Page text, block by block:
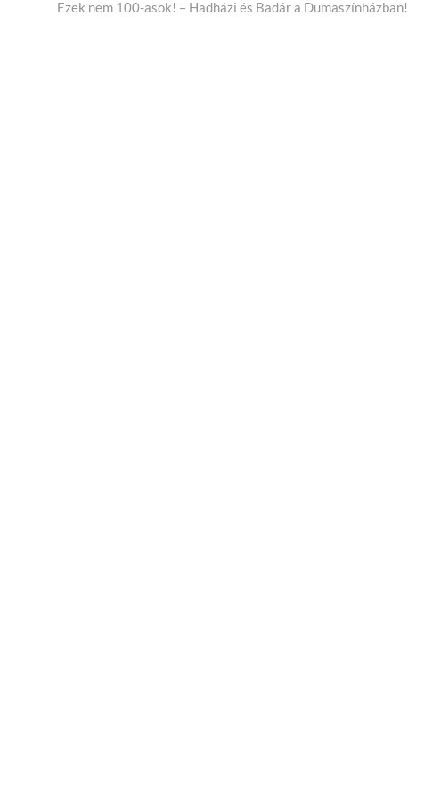
cikk:
Ezek nem 100-asok! – Hadházi és Badár a Dumaszínházban!